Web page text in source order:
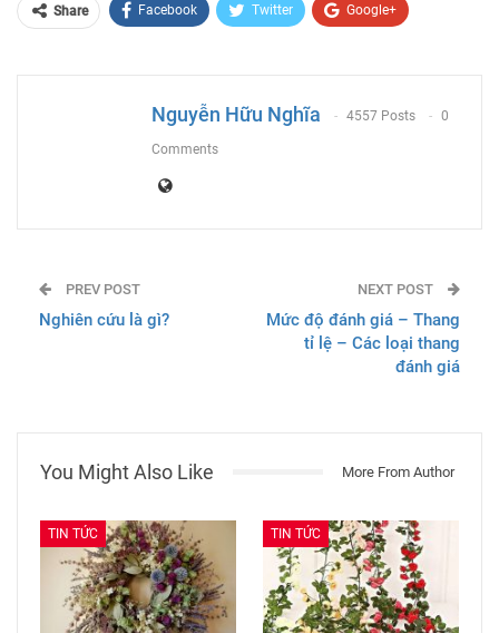
Share Facebook Twitter Google+
Nguyễn Hữu Nghĩa 4557 Posts 0
Comments
PREV POST
Nghiên cứu là gì?
NEXT POST
Mức độ đánh giá – Thang
tỉ lệ – Các loại thang
đánh giá
You Might Also Like More From Author
TIN TỨC TIN TỨC